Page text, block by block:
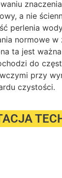
a nie
perlenia
normowe
ta jest
do
przy
czystości.